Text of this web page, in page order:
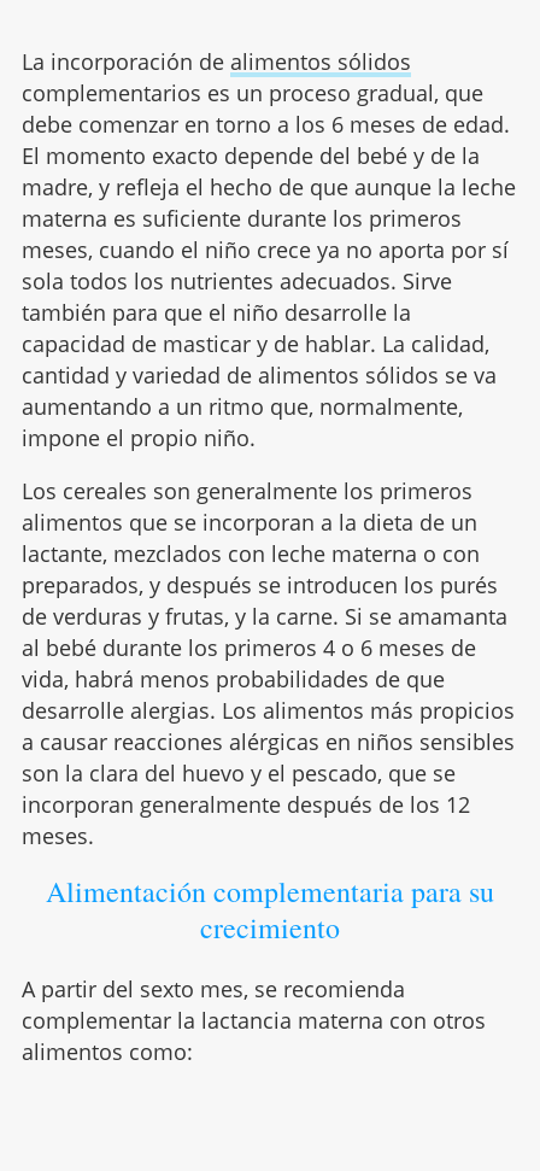
La incorporación de alimentos sólidos
complementarios es un proceso gradual, que
debe comenzar en torno a los 6 meses de edad.
El momento exacto depende del bebé y de la
madre, y refleja el hecho de que aunque la leche
materna es suficiente durante los primeros
meses, cuando el niño crece ya no aporta por sí
sola todos los nutrientes adecuados. Sirve
también para que el niño desarrolle la
capacidad de masticar y de hablar. La calidad,
cantidad y variedad de alimentos sólidos se va
aumentando a un ritmo que, normalmente,
impone el propio niño.
Los cereales son generalmente los primeros
alimentos que se incorporan a la dieta de un
lactante, mezclados con leche materna o con
preparados, y después se introducen los purés
de verduras y frutas, y la carne. Si se amamanta
al bebé durante los primeros 4 o 6 meses de
vida, habrá menos probabilidades de que
desarrolle alergias. Los alimentos más propicios
a causar reacciones alérgicas en niños sensibles
son la clara del huevo y el pescado, que se
incorporan generalmente después de los 12
meses.
Alimentación complementaria para su
crecimiento
A partir del sexto mes, se recomienda
complementar la lactancia materna con otros
alimentos como: